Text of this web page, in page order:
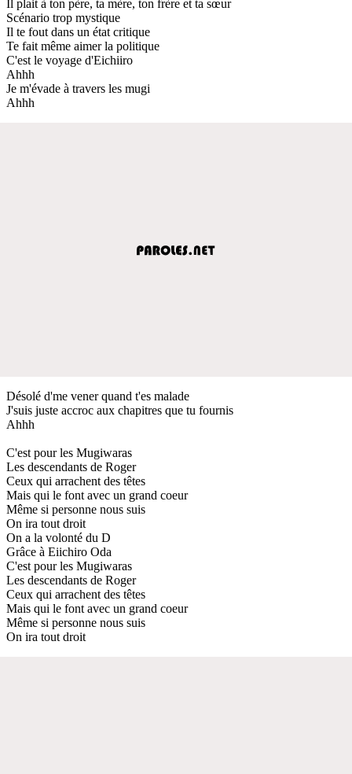
Il plait à ton père, ta mère, ton frère et ta sœur
Scénario trop mystique
Il te fout dans un état critique
Te fait même aimer la politique
C'est le voyage d'Eichiiro
Ahhh
Je m'évade à travers les mugi
Ahhh
Désolé d'me vener quand t'es malade
J'suis juste accroc aux chapitres que tu fournis
Ahhh
C'est pour les Mugiwaras
Les descendants de Roger
Ceux qui arrachent des têtes
Mais qui le font avec un grand coeur
Même si personne nous suis
On ira tout droit
On a la volonté du D
Grâce à Eiichiro Oda
C'est pour les Mugiwaras
Les descendants de Roger
Ceux qui arrachent des têtes
Mais qui le font avec un grand coeur
Même si personne nous suis
On ira tout droit